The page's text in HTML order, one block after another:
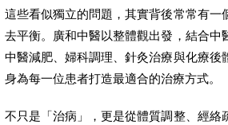
這些看似獨立的問題，其實背後常常有
去平衡。廣和中醫以整體觀出發，結合中
中醫減肥、婦科調理、針灸治療與化療後
身為每一位患者打造最適合的治療方式。
不只是「治病」，更是從體質調整、經絡